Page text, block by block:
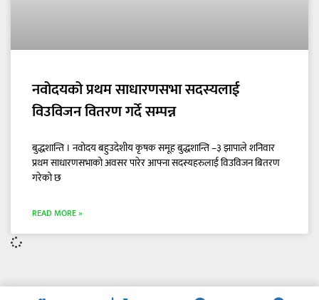
नवोदयको प्रथम साधारणसभा सदस्यलाई
विउविजन वितरण गर्दे सम्पन्न
बुद्धशान्ति । नवोदय बहुउदेशीय कृषक समूह बुद्धशान्ति –३ झापाले शनिवार
प्रथम साधारणसभाको अवसर पारेर आफ्ना सदस्यहरुलाई विउविजन बितरण
गरेको छ
READ MORE »